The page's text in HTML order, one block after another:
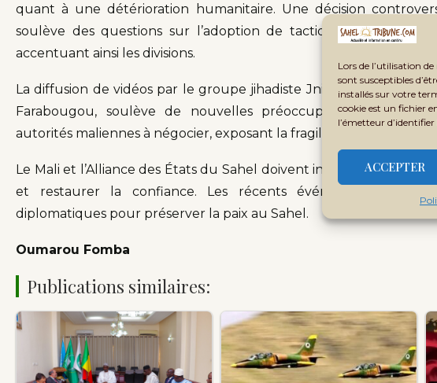
Lors de l’utilisation
sont susceptibles
installés sur votre
cookie est un fichier
l’émetteur
ACCEPTER
quant à une détérioration humanitaire. Une décision
soulève des questions sur l’adoption de tactiques similaires à
accentuant ainsi les divisions.
La diffusion de vidéos par le groupe jihadiste Jnim, révélant des
Farabougou, soulève de nouvelles préoccupations
autorités maliennes à négocier, exposant la fragilité de la situation.
Le Mali et l’Alliance des États du Sahel doivent intensifier leurs
et restaurer la confiance. Les récents événements
diplomatiques pour préserver la paix au Sahel.
Oumarou Fomba
Publications similaires: